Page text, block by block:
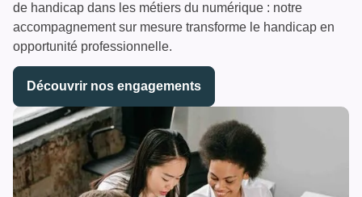
de handicap dans les métiers du numérique : notre
accompagnement sur mesure transforme le handicap en
opportunité professionnelle.
Découvrir nos engagements